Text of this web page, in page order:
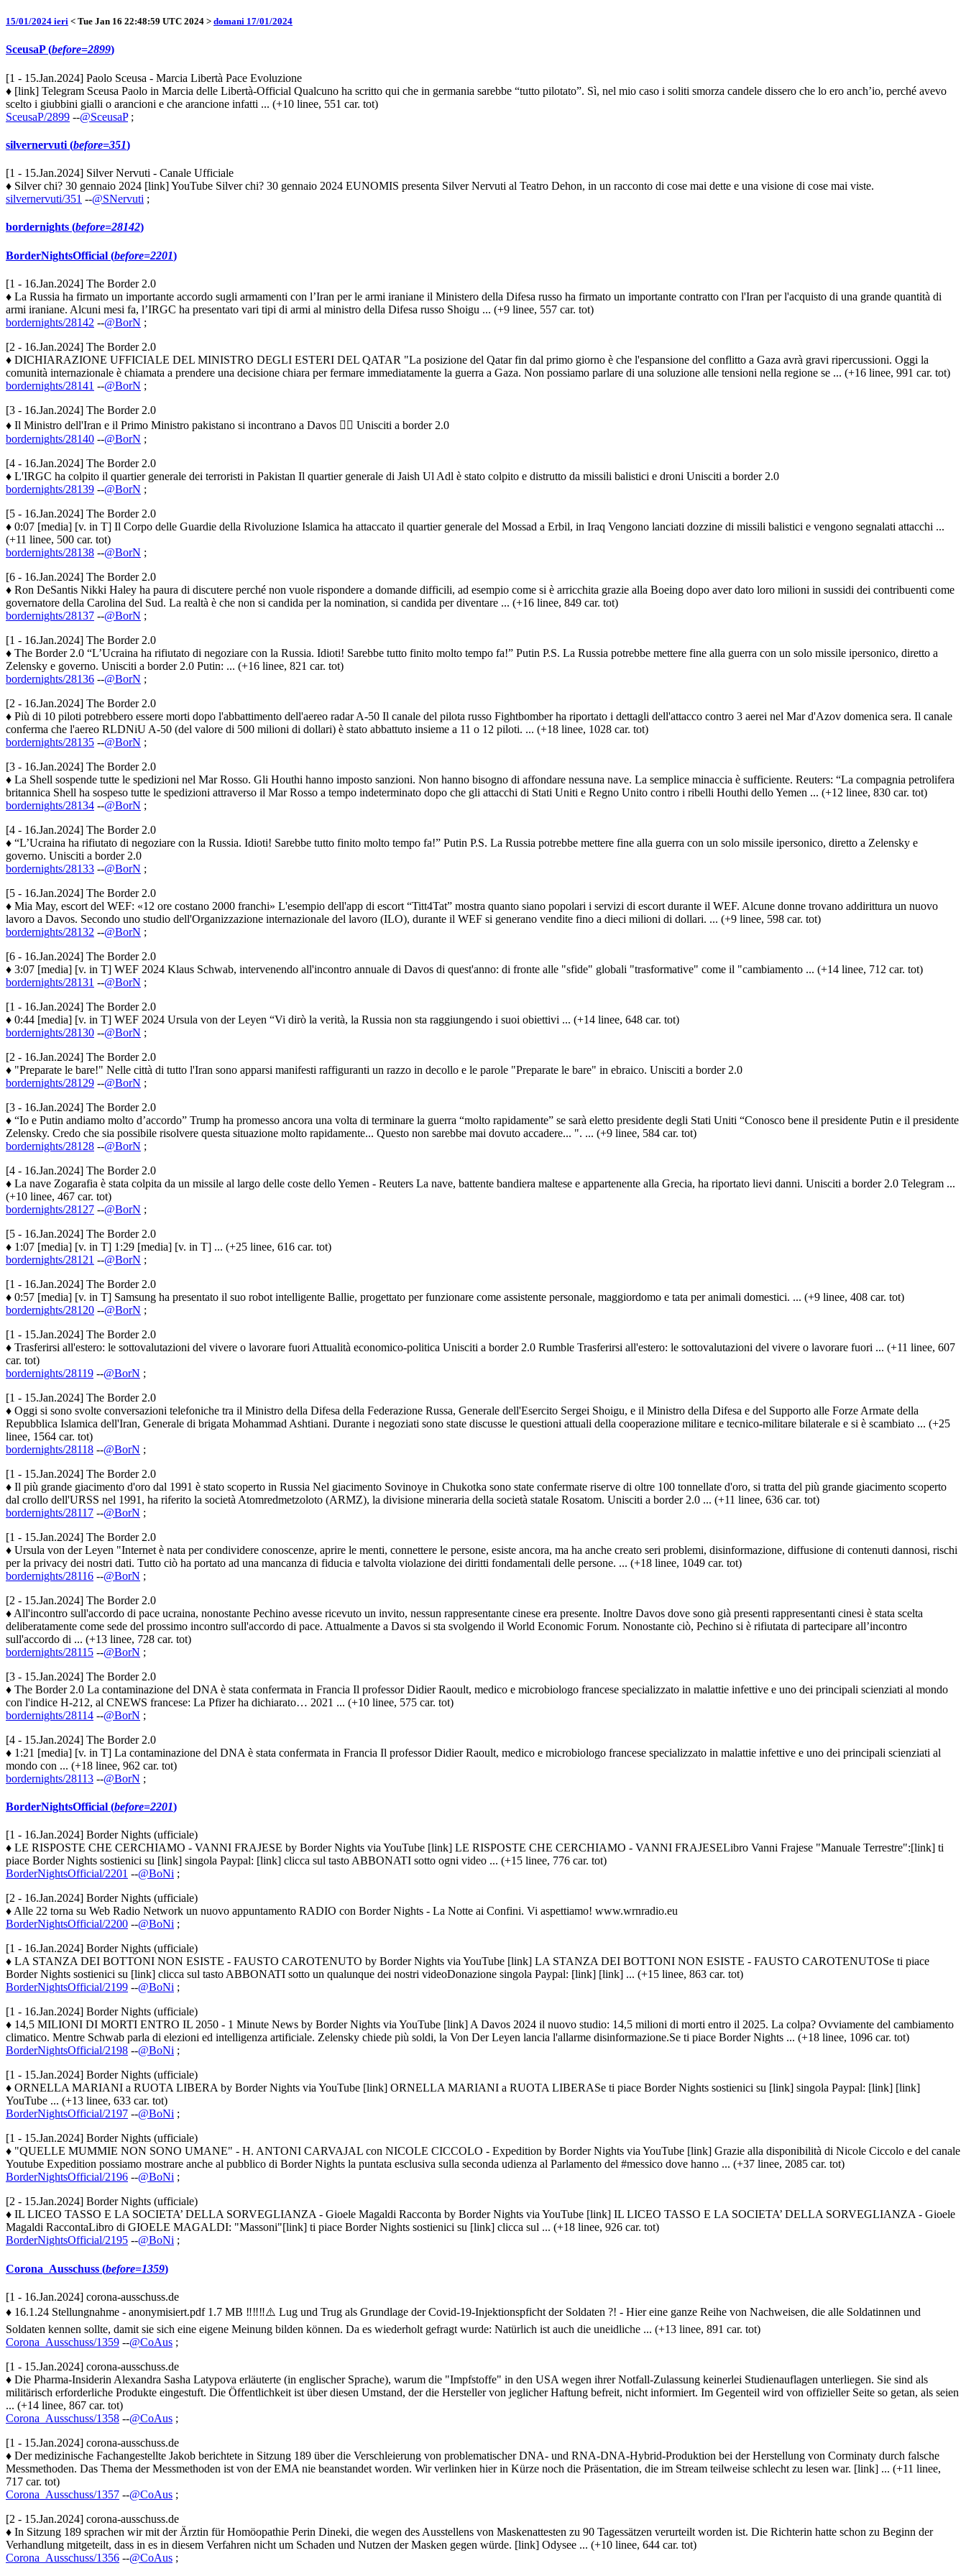
15/01/2024 ieri < Tue Jan 16 22:48:59 UTC 2024 > domani 17/01/2024
SceusaP (before=2899)
[1 - 15.Jan.2024] Paolo Sceusa - Marcia Libertà Pace Evoluzione
♦ [link] Telegram Sceusa Paolo in Marcia delle Libertà-Official Qualcuno ha scritto qui che in germania sarebbe “tutto pilotato”. Sì, nel mio caso i soliti smorza candele dissero che lo ero anch’io, perché avevo
scelto i giubbini gialli o arancioni e che arancione infatti ... (+10 linee, 551 car. tot)
SceusaP/2899 --@SceusaP;
silvernervuti (before=351)
[1 - 15.Jan.2024] Silver Nervuti - Canale Ufficiale
♦ Silver chi? 30 gennaio 2024 [link] YouTube Silver chi? 30 gennaio 2024 EUNOMIS presenta Silver Nervuti al Teatro Dehon, in un racconto di cose mai dette e una visione di cose mai viste.
silvernervuti/351 --@SNervuti ;
bordernights (before=28142)
BorderNightsOfficial (before=2201)
[1 - 16.Jan.2024] The Border 2.0
♦ La Russia ha firmato un importante accordo sugli armamenti con l’Iran per le armi iraniane il Ministero della Difesa russo ha firmato un importante contratto con l'Iran per l'acquisto di una grande quantità di
armi iraniane. Alcuni mesi fa, l’IRGC ha presentato vari tipi di armi al ministro della Difesa russo Shoigu ... (+9 linee, 557 car. tot)
bordernights/28142 --@BorN ;
[2 - 16.Jan.2024] The Border 2.0
♦ DICHIARAZIONE UFFICIALE DEL MINISTRO DEGLI ESTERI DEL QATAR "La posizione del Qatar fin dal primo giorno è che l'espansione del conflitto a Gaza avrà gravi ripercussioni. Oggi la
comunità internazionale è chiamata a prendere una decisione chiara per fermare immediatamente la guerra a Gaza. Non possiamo parlare di una soluzione alle tensioni nella regione se ... (+16 linee, 991 car. tot)
bordernights/28141 --@BorN ;
[3 - 16.Jan.2024] The Border 2.0
♦ Il Ministro dell'Iran e il Primo Ministro pakistano si incontrano a Davos 🤦‍♂️ Unisciti a border 2.0
bordernights/28140 --@BorN ;
[4 - 16.Jan.2024] The Border 2.0
♦ L'IRGC ha colpito il quartier generale dei terroristi in Pakistan Il quartier generale di Jaish Ul Adl è stato colpito e distrutto da missili balistici e droni Unisciti a border 2.0
bordernights/28139 --@BorN ;
[5 - 16.Jan.2024] The Border 2.0
♦ 0:07 [media] [v. in T] Il Corpo delle Guardie della Rivoluzione Islamica ha attaccato il quartier generale del Mossad a Erbil, in Iraq Vengono lanciati dozzine di missili balistici e vengono segnalati attacchi ...
(+11 linee, 500 car. tot)
bordernights/28138 --@BorN ;
[6 - 16.Jan.2024] The Border 2.0
♦ Ron DeSantis Nikki Haley ha paura di discutere perché non vuole rispondere a domande difficili, ad esempio come si è arricchita grazie alla Boeing dopo aver dato loro milioni in sussidi dei contribuenti come
governatore della Carolina del Sud. La realtà è che non si candida per la nomination, si candida per diventare ... (+16 linee, 849 car. tot)
bordernights/28137 --@BorN ;
[1 - 16.Jan.2024] The Border 2.0
♦ The Border 2.0 “L’Ucraina ha rifiutato di negoziare con la Russia. Idioti! Sarebbe tutto finito molto tempo fa!” Putin P.S. La Russia potrebbe mettere fine alla guerra con un solo missile ipersonico, diretto a
Zelensky e governo. Unisciti a border 2.0 Putin: ... (+16 linee, 821 car. tot)
bordernights/28136 --@BorN ;
[2 - 16.Jan.2024] The Border 2.0
♦ Più di 10 piloti potrebbero essere morti dopo l'abbattimento dell'aereo radar A-50 Il canale del pilota russo Fightbomber ha riportato i dettagli dell'attacco contro 3 aerei nel Mar d'Azov domenica sera. Il canale
conferma che l'aereo RLDNiU A-50 (del valore di 500 milioni di dollari) è stato abbattuto insieme a 11 o 12 piloti. ... (+18 linee, 1028 car. tot)
bordernights/28135 --@BorN ;
[3 - 16.Jan.2024] The Border 2.0
♦ La Shell sospende tutte le spedizioni nel Mar Rosso. Gli Houthi hanno imposto sanzioni. Non hanno bisogno di affondare nessuna nave. La semplice minaccia è sufficiente. Reuters: “La compagnia petrolifera
britannica Shell ha sospeso tutte le spedizioni attraverso il Mar Rosso a tempo indeterminato dopo che gli attacchi di Stati Uniti e Regno Unito contro i ribelli Houthi dello Yemen ... (+12 linee, 830 car. tot)
bordernights/28134 --@BorN ;
[4 - 16.Jan.2024] The Border 2.0
♦ “L’Ucraina ha rifiutato di negoziare con la Russia. Idioti! Sarebbe tutto finito molto tempo fa!” Putin P.S. La Russia potrebbe mettere fine alla guerra con un solo missile ipersonico, diretto a Zelensky e
governo. Unisciti a border 2.0
bordernights/28133 --@BorN ;
[5 - 16.Jan.2024] The Border 2.0
♦ Mia May, escort del WEF: «12 ore costano 2000 franchi» L'esempio dell'app di escort “Titt4Tat” mostra quanto siano popolari i servizi di escort durante il WEF. Alcune donne trovano addirittura un nuovo
lavoro a Davos. Secondo uno studio dell'Organizzazione internazionale del lavoro (ILO), durante il WEF si generano vendite fino a dieci milioni di dollari. ... (+9 linee, 598 car. tot)
bordernights/28132 --@BorN ;
[6 - 16.Jan.2024] The Border 2.0
♦ 3:07 [media] [v. in T] WEF 2024 Klaus Schwab, intervenendo all'incontro annuale di Davos di quest'anno: di fronte alle "sfide" globali "trasformative" come il "cambiamento ... (+14 linee, 712 car. tot)
bordernights/28131 --@BorN ;
[1 - 16.Jan.2024] The Border 2.0
♦ 0:44 [media] [v. in T] WEF 2024 Ursula von der Leyen “Vi dirò la verità, la Russia non sta raggiungendo i suoi obiettivi ... (+14 linee, 648 car. tot)
bordernights/28130 --@BorN ;
[2 - 16.Jan.2024] The Border 2.0
♦ "Preparate le bare!" Nelle città di tutto l'Iran sono apparsi manifesti raffiguranti un razzo in decollo e le parole "Preparate le bare" in ebraico. Unisciti a border 2.0
bordernights/28129 --@BorN ;
[3 - 16.Jan.2024] The Border 2.0
♦ “Io e Putin andiamo molto d’accordo” Trump ha promesso ancora una volta di terminare la guerra “molto rapidamente” se sarà eletto presidente degli Stati Uniti “Conosco bene il presidente Putin e il presidente
Zelensky. Credo che sia possibile risolvere questa situazione molto rapidamente... Questo non sarebbe mai dovuto accadere... ". ... (+9 linee, 584 car. tot)
bordernights/28128 --@BorN ;
[4 - 16.Jan.2024] The Border 2.0
♦ La nave Zogarafia è stata colpita da un missile al largo delle coste dello Yemen - Reuters La nave, battente bandiera maltese e appartenente alla Grecia, ha riportato lievi danni. Unisciti a border 2.0 Telegram ...
(+10 linee, 467 car. tot)
bordernights/28127 --@BorN ;
[5 - 16.Jan.2024] The Border 2.0
♦ 1:07 [media] [v. in T] 1:29 [media] [v. in T] ... (+25 linee, 616 car. tot)
bordernights/28121 --@BorN ;
[1 - 16.Jan.2024] The Border 2.0
♦ 0:57 [media] [v. in T] Samsung ha presentato il suo robot intelligente Ballie, progettato per funzionare come assistente personale, maggiordomo e tata per animali domestici. ... (+9 linee, 408 car. tot)
bordernights/28120 --@BorN ;
[1 - 15.Jan.2024] The Border 2.0
♦ Trasferirsi all'estero: le sottovalutazioni del vivere o lavorare fuori Attualità economico-politica Unisciti a border 2.0 Rumble Trasferirsi all'estero: le sottovalutazioni del vivere o lavorare fuori ... (+11 linee, 607
car. tot)
bordernights/28119 --@BorN ;
[1 - 15.Jan.2024] The Border 2.0
♦ Oggi si sono svolte conversazioni telefoniche tra il Ministro della Difesa della Federazione Russa, Generale dell'Esercito Sergei Shoigu, e il Ministro della Difesa e del Supporto alle Forze Armate della
Repubblica Islamica dell'Iran, Generale di brigata Mohammad Ashtiani. Durante i negoziati sono state discusse le questioni attuali della cooperazione militare e tecnico-militare bilaterale e si è scambiato ... (+25
linee, 1564 car. tot)
bordernights/28118 --@BorN ;
[1 - 15.Jan.2024] The Border 2.0
♦ Il più grande giacimento d'oro dal 1991 è stato scoperto in Russia Nel giacimento Sovinoye in Chukotka sono state confermate riserve di oltre 100 tonnellate d'oro, si tratta del più grande giacimento scoperto
dal crollo dell'URSS nel 1991, ha riferito la società Atomredmetzoloto (ARMZ), la divisione mineraria della società statale Rosatom. Unisciti a border 2.0 ... (+11 linee, 636 car. tot)
bordernights/28117 --@BorN ;
[1 - 15.Jan.2024] The Border 2.0
♦ Ursula von der Leyen "Internet è nata per condividere conoscenze, aprire le menti, connettere le persone, esiste ancora, ma ha anche creato seri problemi, disinformazione, diffusione di contenuti dannosi, rischi
per la privacy dei nostri dati. Tutto ciò ha portato ad una mancanza di fiducia e talvolta violazione dei diritti fondamentali delle persone. ... (+18 linee, 1049 car. tot)
bordernights/28116 --@BorN ;
[2 - 15.Jan.2024] The Border 2.0
♦ All'incontro sull'accordo di pace ucraina, nonostante Pechino avesse ricevuto un invito, nessun rappresentante cinese era presente. Inoltre Davos dove sono già presenti rappresentanti cinesi è stata scelta
deliberatamente come sede del prossimo incontro sull'accordo di pace. Attualmente a Davos si sta svolgendo il World Economic Forum. Nonostante ciò, Pechino si è rifiutata di partecipare all’incontro
sull'accordo di ... (+13 linee, 728 car. tot)
bordernights/28115 --@BorN ;
[3 - 15.Jan.2024] The Border 2.0
♦ The Border 2.0 La contaminazione del DNA è stata confermata in Francia Il professor Didier Raoult, medico e microbiologo francese specializzato in malattie infettive e uno dei principali scienziati al mondo
con l'indice H-212, al CNEWS francese: La Pfizer ha dichiarato… 2021 ... (+10 linee, 575 car. tot)
bordernights/28114 --@BorN ;
[4 - 15.Jan.2024] The Border 2.0
♦ 1:21 [media] [v. in T] La contaminazione del DNA è stata confermata in Francia Il professor Didier Raoult, medico e microbiologo francese specializzato in malattie infettive e uno dei principali scienziati al
mondo con ... (+18 linee, 962 car. tot)
bordernights/28113 --@BorN ;
BorderNightsOfficial (before=2201)
[1 - 16.Jan.2024] Border Nights (ufficiale)
♦ LE RISPOSTE CHE CERCHIAMO - VANNI FRAJESE by Border Nights via YouTube [link] LE RISPOSTE CHE CERCHIAMO - VANNI FRAJESELibro Vanni Frajese "Manuale Terrestre":[link] ti
piace Border Nights sostienici su [link] singola Paypal: [link] clicca sul tasto ABBONATI sotto ogni video ... (+15 linee, 776 car. tot)
BorderNightsOfficial/2201 --@BoNi ;
[2 - 16.Jan.2024] Border Nights (ufficiale)
♦ Alle 22 torna su Web Radio Network un nuovo appuntamento RADIO con Border Nights - La Notte ai Confini. Vi aspettiamo! www.wrnradio.eu
BorderNightsOfficial/2200 --@BoNi ;
[1 - 16.Jan.2024] Border Nights (ufficiale)
♦ LA STANZA DEI BOTTONI NON ESISTE - FAUSTO CAROTENUTO by Border Nights via YouTube [link] LA STANZA DEI BOTTONI NON ESISTE - FAUSTO CAROTENUTOSe ti piace
Border Nights sostienici su [link] clicca sul tasto ABBONATI sotto un qualunque dei nostri videoDonazione singola Paypal: [link] [link] ... (+15 linee, 863 car. tot)
BorderNightsOfficial/2199 --@BoNi ;
[1 - 16.Jan.2024] Border Nights (ufficiale)
♦ 14,5 MILIONI DI MORTI ENTRO IL 2050 - 1 Minute News by Border Nights via YouTube [link] A Davos 2024 il nuovo studio: 14,5 milioni di morti entro il 2025. La colpa? Ovviamente del cambiamento
climatico. Mentre Schwab parla di elezioni ed intelligenza artificiale. Zelensky chiede più soldi, la Von Der Leyen lancia l'allarme disinformazione.Se ti piace Border Nights ... (+18 linee, 1096 car. tot)
BorderNightsOfficial/2198 --@BoNi ;
[1 - 15.Jan.2024] Border Nights (ufficiale)
♦ ORNELLA MARIANI a RUOTA LIBERA by Border Nights via YouTube [link] ORNELLA MARIANI a RUOTA LIBERASe ti piace Border Nights sostienici su [link] singola Paypal: [link] [link]
YouTube ... (+13 linee, 633 car. tot)
BorderNightsOfficial/2197 --@BoNi ;
[1 - 15.Jan.2024] Border Nights (ufficiale)
♦ "QUELLE MUMMIE NON SONO UMANE" - H. ANTONI CARVAJAL con NICOLE CICCOLO - Expedition by Border Nights via YouTube [link] Grazie alla disponibilità di Nicole Ciccolo e del canale
Youtube Expedition possiamo mostrare anche al pubblico di Border Nights la puntata esclusiva sulla seconda udienza al Parlamento del #messico dove hanno ... (+37 linee, 2085 car. tot)
BorderNightsOfficial/2196 --@BoNi ;
[2 - 15.Jan.2024] Border Nights (ufficiale)
♦ IL LICEO TASSO E LA SOCIETA’ DELLA SORVEGLIANZA - Gioele Magaldi Racconta by Border Nights via YouTube [link] IL LICEO TASSO E LA SOCIETA’ DELLA SORVEGLIANZA - Gioele
Magaldi RaccontaLibro di GIOELE MAGALDI: "Massoni"[link] ti piace Border Nights sostienici su [link] clicca sul ... (+18 linee, 926 car. tot)
BorderNightsOfficial/2195 --@BoNi ;
Corona_Ausschuss (before=1359)
[1 - 16.Jan.2024] corona-ausschuss.de
♦ 16.1.24 Stellungnahme - anonymisiert.pdf 1.7 MB ‼️‼️‼️⚠️ Lug und Trug als Grundlage der Covid-19-Injektionspficht der Soldaten ?! - Hier eine ganze Reihe von Nachweisen, die alle Soldatinnen und
Soldaten kennen sollte, damit sie sich eine eigene Meinung bilden können. Da es wiederholt gefragt wurde: Natürlich ist auch die uneidliche ... (+13 linee, 891 car. tot)
Corona_Ausschuss/1359 --@CoAus ;
[1 - 15.Jan.2024] corona-ausschuss.de
♦ Die Pharma-Insiderin Alexandra Sasha Latypova erläuterte (in englischer Sprache), warum die "Impfstoffe" in den USA wegen ihrer Notfall-Zulassung keinerlei Studienauflagen unterliegen. Sie sind als
militärisch erforderliche Produkte eingestuft. Die Öffentlichkeit ist über diesen Umstand, der die Hersteller von jeglicher Haftung befreit, nicht informiert. Im Gegenteil wird von offizieller Seite so getan, als seien
... (+14 linee, 867 car. tot)
Corona_Ausschuss/1358 --@CoAus ;
[1 - 15.Jan.2024] corona-ausschuss.de
♦ Der medizinische Fachangestellte Jakob berichtete in Sitzung 189 über die Verschleierung von problematischer DNA- und RNA-DNA-Hybrid-Produktion bei der Herstellung von Corminaty durch falsche
Messmethoden. Das Thema der Messmethoden ist von der EMA nie beanstandet worden. Wir verlinken hier in Kürze noch die Präsentation, die im Stream teilweise schlecht zu lesen war. [link] ... (+11 linee,
717 car. tot)
Corona_Ausschuss/1357 --@CoAus ;
[2 - 15.Jan.2024] corona-ausschuss.de
♦ In Sitzung 189 sprachen wir mit der Ärztin für Homöopathie Perin Dineki, die wegen des Ausstellens von Maskenattesten zu 90 Tagessätzen verurteilt worden ist. Die Richterin hatte schon zu Beginn der
Verhandlung mitgeteilt, dass in es in diesem Verfahren nicht um Schaden und Nutzen der Masken gegen würde. [link] Odysee ... (+10 linee, 644 car. tot)
Corona_Ausschuss/1356 --@CoAus ;